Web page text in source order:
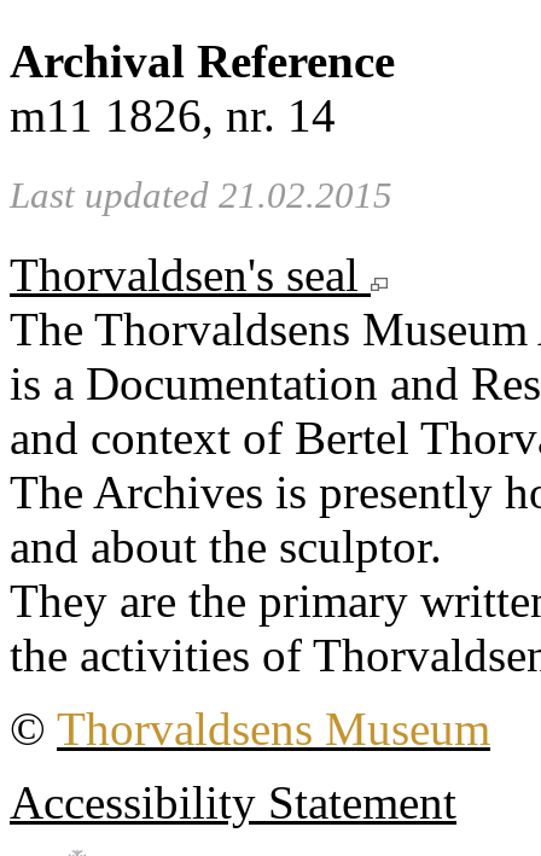
Archival Reference
m11 1826, nr. 14
Last updated 21.02.2015
Thorvaldsen's seal
The Thorvaldsens
is a Documentation and
and context of Bertel
The Archives is presently
and about the sculptor.
They are the primary
the activities of
© Thorvaldsens Museum
Accessibility Statement